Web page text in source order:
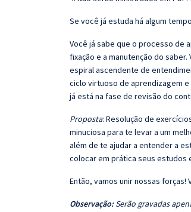
Se você já estuda há algum
Você já sabe que o processo de
fixação e a manutenção do
espiral ascendente de
ciclo virtuoso de aprendizagem e
já está na fase de revisão do
Proposta: Resolução de
minuciosa para te levar a um
além de te ajudar a entender a
colocar em prática seus estudos
Então, vamos unir nossas forças!
Observação:Serão gravadas